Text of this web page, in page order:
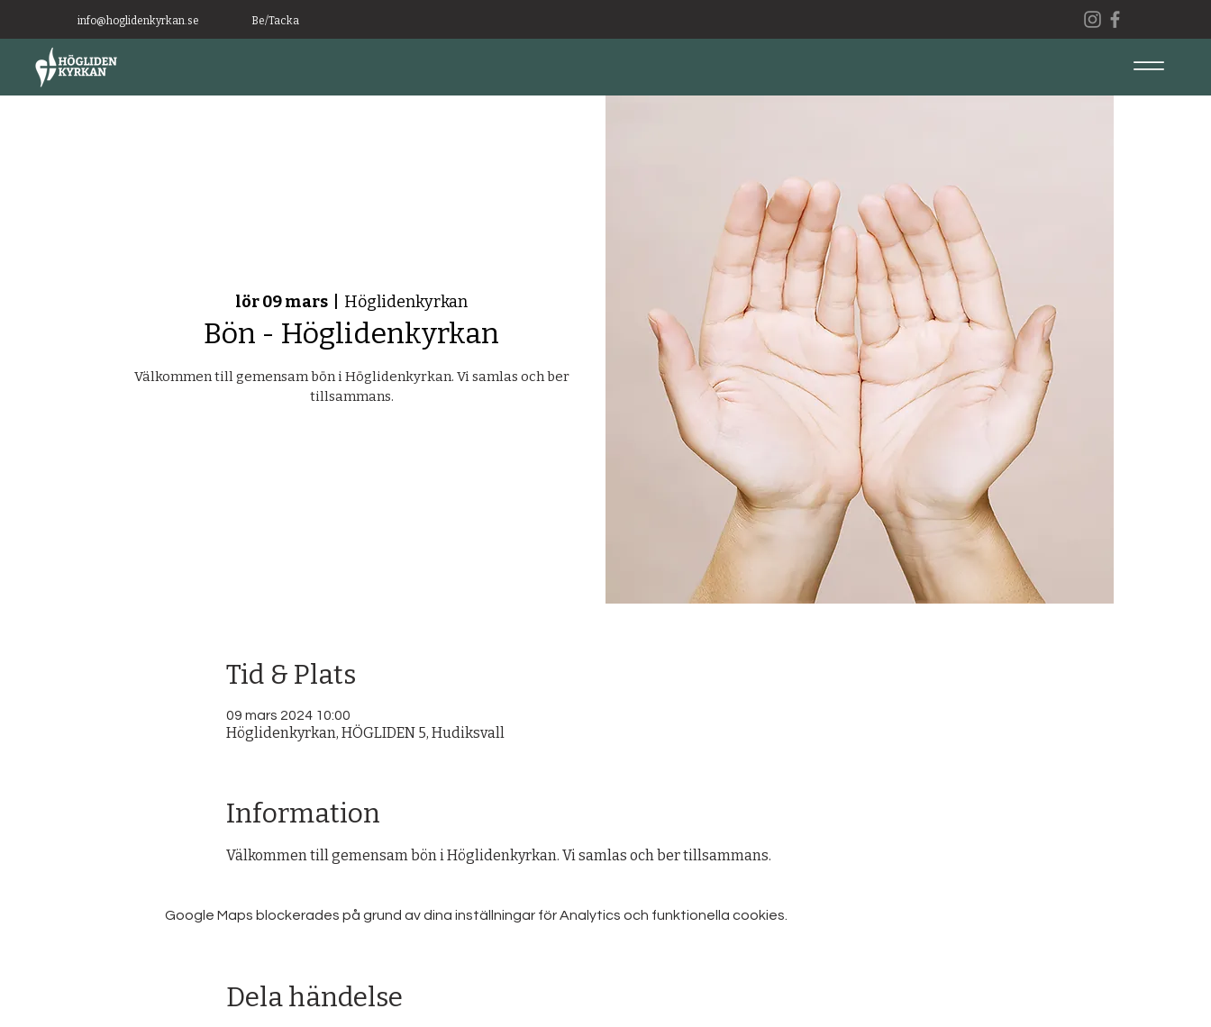
info@hoglidenkyrkan.se Be/Tacka
lör 09 mars Höglidenkyrkan
Bön - Höglidenkyrkan
Välkommen till gemensam bön i Höglidenkyrkan. Vi samlas och ber
tillsammans.
Tid & Plats
09 mars 2024 10:00
Höglidenkyrkan, HÖGLIDEN 5, Hudiksvall
Information
Välkommen till gemensam bön i Höglidenkyrkan. Vi samlas och ber tillsammans.
Google Maps blockerades på grund av dina inställningar för Analytics och funktionella cookies.
Dela händelse